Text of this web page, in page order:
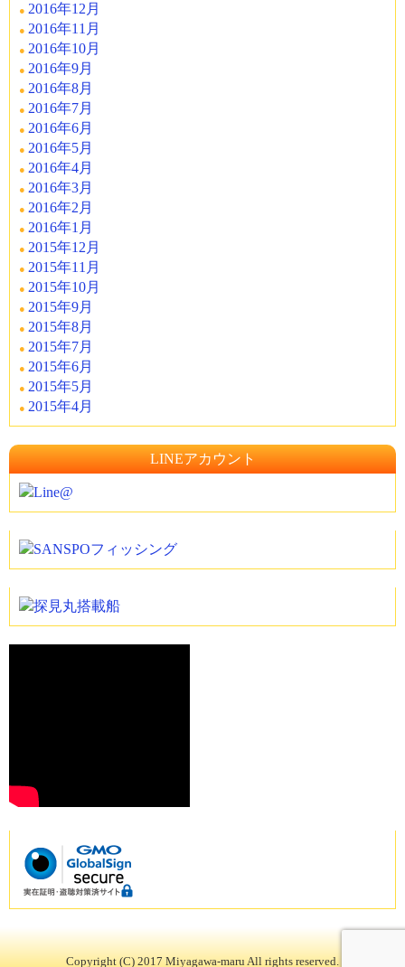
2016年12月
2016年11月
2016年10月
2016年9月
2016年8月
2016年7月
2016年6月
2016年5月
2016年4月
2016年3月
2016年2月
2016年1月
2015年12月
2015年11月
2015年10月
2015年9月
2015年8月
2015年7月
2015年6月
2015年5月
2015年4月
LINEアカウント
Copyright (C) 2017 Miyagawa-maru All rights reserved.